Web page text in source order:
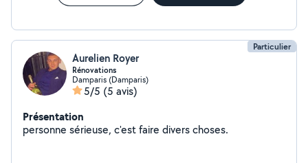
Particulier
Aurelien Royer
Rénovations
Damparis (Damparis)
5/5 (5 avis)
Présentation
personne sérieuse, c'est faire divers choses.